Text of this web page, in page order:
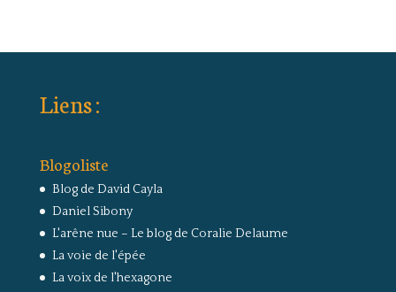
Liens :
Blogoliste
Blog de David Cayla
Daniel Sibony
L'arêne nue – Le blog de Coralie Delaume
La voie de l'épée
La voix de l'hexagone